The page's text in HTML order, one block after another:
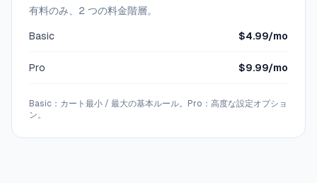
有料のみ、2 つの料金階層。
Basic $4.99/mo
Pro $9.99/mo
Basic：カート最小 / 最大の基本ルール。Pro：高度な設定オプショ
ン。